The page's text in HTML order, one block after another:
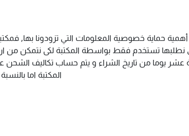
حماية خصوصية المعلومات التي تزودونا بها,
نطلبها تستخدم فقط بواسطة المكتبة لكى نتمكن من
عشر يوما من تاريخ الشراء و يتم حساب تكاليف الشحن
المكتبة اما